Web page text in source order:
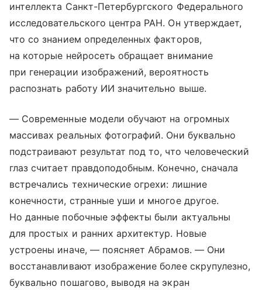
интеллекта Санкт-Петербургского Федерального
исследовательского центра РАН. Он утверждает,
что со знанием определенных факторов,
на которые нейросеть обращает внимание
при генерации изображений, вероятность
распознать работу ИИ значительно выше.
— Современные модели обучают на огромных
массивах реальных фотографий. Они буквально
подстраивают результат под то, что человеческий
глаз считает правдоподобным. Конечно, сначала
встречались технические огрехи: лишние
конечности, странные уши и многое другое.
Но данные побочные эффекты были актуальны
для простых и ранних архитектур. Новые
устроены иначе, — поясняет Абрамов. — Они
восстанавливают изображение более скрупулезно,
буквально пошагово, выводя на экран